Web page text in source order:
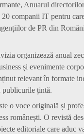
Anuarul
companii IT pentru
de PR din
organizează anual
și evenimente
relevant în formate
publicurile țintă.
o voce originală și
românești. O revistă
editoriale care aduc